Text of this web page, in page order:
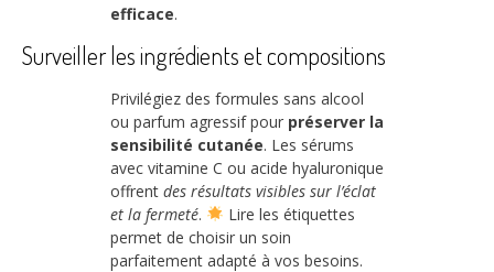
efficace.
Surveiller les ingrédients et compositions
Privilégiez des formules sans alcool
ou parfum agressif pour préserver la
sensibilité cutanée. Les sérums
avec vitamine C ou acide hyaluronique
offrent des résultats visibles sur l’éclat
et la fermeté.
Lire les étiquettes
permet de choisir un soin
parfaitement adapté à vos besoins.